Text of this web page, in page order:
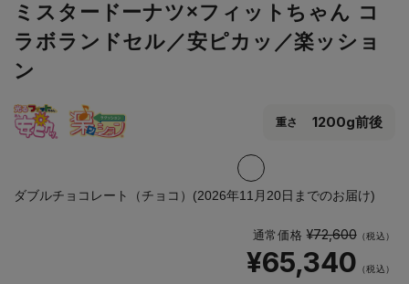
ミスタードーナツ×フィットちゃん コ
ラボランドセル／安ピカッ／楽ッショ
ン
重さ 1200g前後
ダブルチョコレート（チョコ）(2026年11月20日までのお届け)
通常価格¥72,600（税込）
¥65,340 （税込）